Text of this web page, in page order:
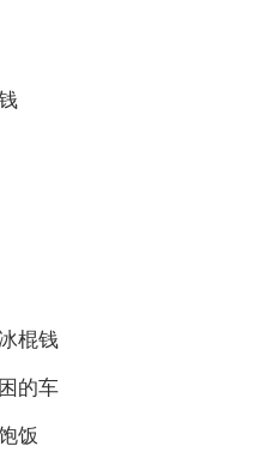
棍钱
的车
饭